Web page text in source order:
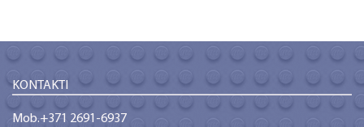
KONTAKTI
Mob.+371 2691-6937